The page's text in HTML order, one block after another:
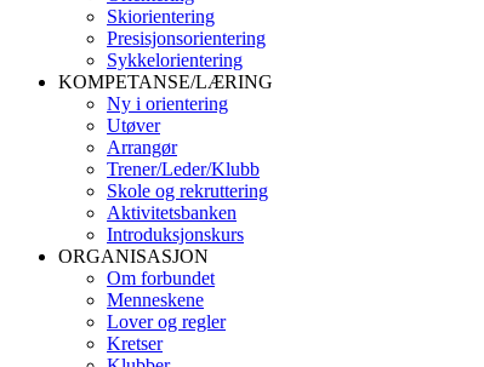
Skiorientering
Presisjonsorientering
Sykkelorientering
KOMPETANSE/LÆRING
Ny i orientering
Utøver
Arrangør
Trener/Leder/Klubb
Skole og rekruttering
Aktivitetsbanken
Introduksjonskurs
ORGANISASJON
Om forbundet
Menneskene
Lover og regler
Kretser